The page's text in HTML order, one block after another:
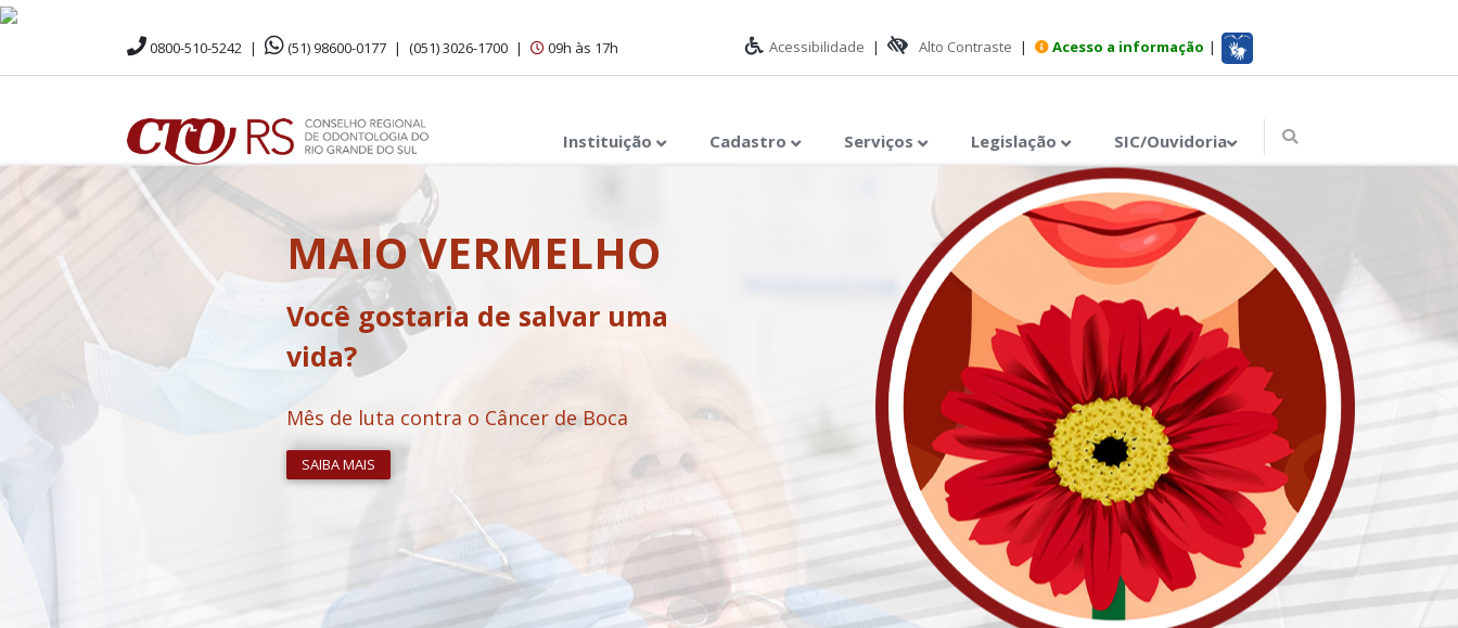
0800-510-5242 | (51) 98600-0177 | (051) 3026-1700 | 09h às 17h Acessibilidade | Alto Contraste | Acesso a informação |
Instituição Cadastro Serviços Legislação SIC/Ouvidoria
MAIO VERMELHO
Você gostaria de salvar uma
vida?
Mês de luta contra o Câncer de Boca
SAIBA MAIS